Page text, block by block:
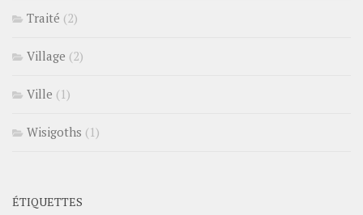
Traité (2)
Village (2)
Ville (1)
Wisigoths (1)
ÉTIQUETTES